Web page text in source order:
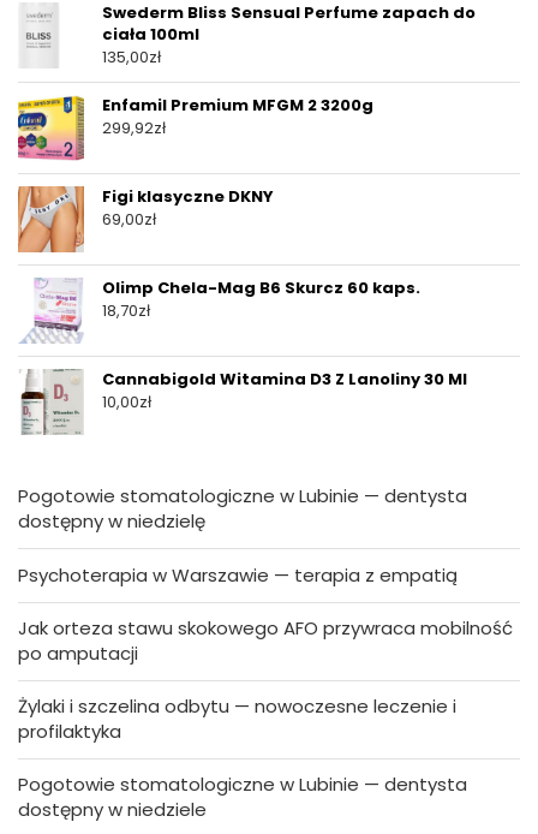
Swederm Bliss Sensual Perfume zapach do
ciała 100ml
135,00zł
Enfamil Premium MFGM 2 3200g
299,92zł
Figi klasyczne DKNY
69,00zł
Olimp Chela-Mag B6 Skurcz 60 kaps.
18,70zł
Cannabigold Witamina D3 Z Lanoliny 30 Ml
10,00zł
Pogotowie stomatologiczne w Lubinie — dentysta
dostępny w niedzielę
Psychoterapia w Warszawie — terapia z empatią
Jak orteza stawu skokowego AFO przywraca mobilność
po amputacji
Żylaki i szczelina odbytu — nowoczesne leczenie i
profilaktyka
Pogotowie stomatologiczne w Lubinie — dentysta
dostępny w niedziele